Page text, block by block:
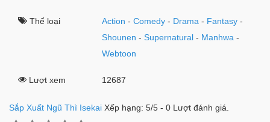
Thể loại Action -Comedy - Drama - Fantasy -
Shounen -Supernatural - Manhwa -
Webtoon
Lượt xem 12687
Sắp Xuất Ngũ Thì Isekai Xếp hạng: 5/5 - 0 Lượt đánh giá.